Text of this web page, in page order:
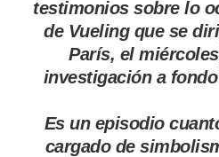
testimonios sobre lo
de Vueling que se
París, el
investigación a
Es un episodio
cargado de